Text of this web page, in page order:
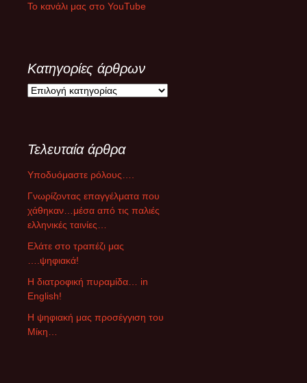
Το κανάλι μας στο YouTube
Κατηγορίες άρθρων
Κ
γ
ρ
ί
ρ
θ
ρ
ω
Τελευταία άρθρα
Υποδυόμαστε ρόλους….
Γνωρίζοντας επαγγέλματα που
χάθηκαν…μέσα από τις παλιές
ελληνικές ταινίες…
Ελάτε στο τραπέζι μας
….ψηφιακά!
Η διατροφική πυραμίδα… in
English!
Η ψηφιακή μας προσέγγιση του
Μίκη…